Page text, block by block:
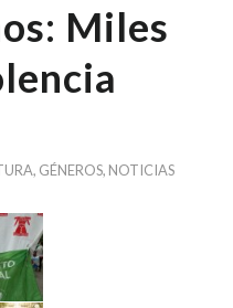
Miles
, GÉNEROS, NOTICIAS